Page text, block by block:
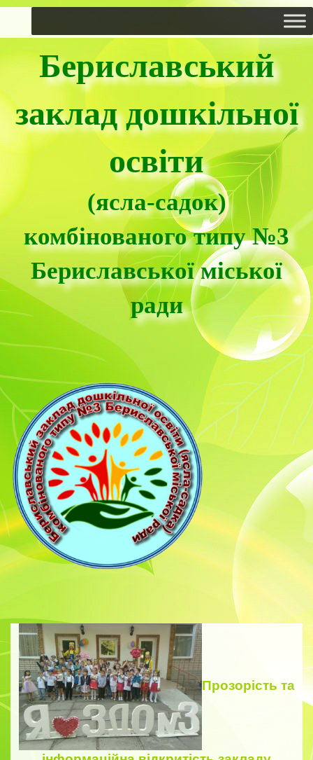
Бериславський
заклад дошкільної
освіти
(ясла-садок)
комбінованого типу №3
Бериславської міської
ради
Прозорість та